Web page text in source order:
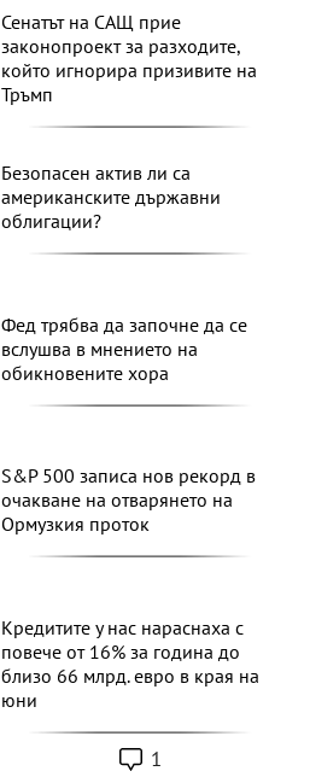
Сенатът на САЩ прие
законопроект за разходите,
който игнорира призивите на
Тръмп
Безопасен актив ли са
американските държавни
облигации?
Фед трябва да започне да се
вслушва в мнението на
обикновените хора
S&P 500 записа нов рекорд в
очакване на отварянето на
Ормузкия проток
Кредитите у нас нараснаха с
повече от 16% за година до
близо 66 млрд. евро в края на
юни
1